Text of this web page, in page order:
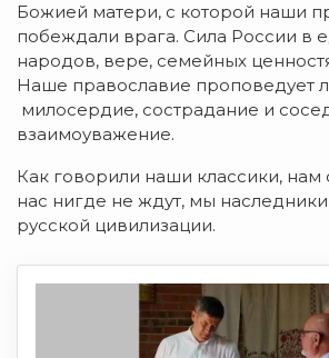
Божией матери, с которой наши
побеждали врага. Сила России в
народов, вере, семейных
Наше православие проповедует
милосердие, сострадание и
взаимоуважение.
Как говорили наши классики, нам
нас нигде не ждут, мы
русской цивилизации.